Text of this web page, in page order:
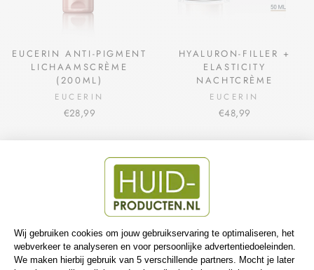
EUCERIN ANTI-PIGMENT
LICHAAMSCRÈME
(200ML)
EUCERIN
€28,99
HYALURON-FILLER +
ELASTICITY
NACHTCRÈME
EUCERIN
€48,99